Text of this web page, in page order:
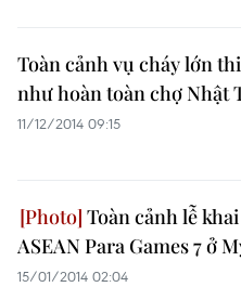
Toàn cảnh vụ cháy lớn
như hoàn toàn chợ Nhật
11/12/2014 09:15
Toàn cảnh lễ
ASEAN Para Games 7 ở
15/01/2014 02:04